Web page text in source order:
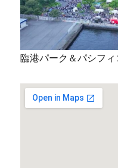
臨港パーク＆パシフィ